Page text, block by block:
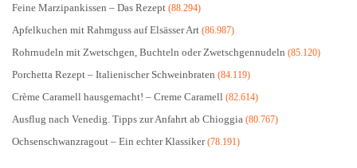
Feine Marzipankissen – Das Rezept (88.294)
Apfelkuchen mit Rahmguss auf Elsässer Art (86.987)
Rohrnudeln mit Zwetschgen, Buchteln oder Zwetschgennudeln (85.120)
Porchetta Rezept – Italienischer Schweinbraten (84.119)
Crème Caramell hausgemacht! – Creme Caramell (82.614)
Ausflug nach Venedig. Tipps zur Anfahrt ab Chioggia (80.767)
Ochsenschwanzragout – Ein echter Klassiker(78.191)